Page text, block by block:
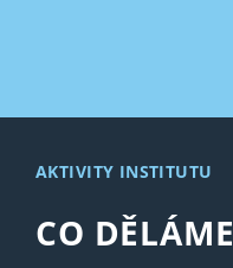
CO DĚLÁME
AKTIVITY INSTITUTU